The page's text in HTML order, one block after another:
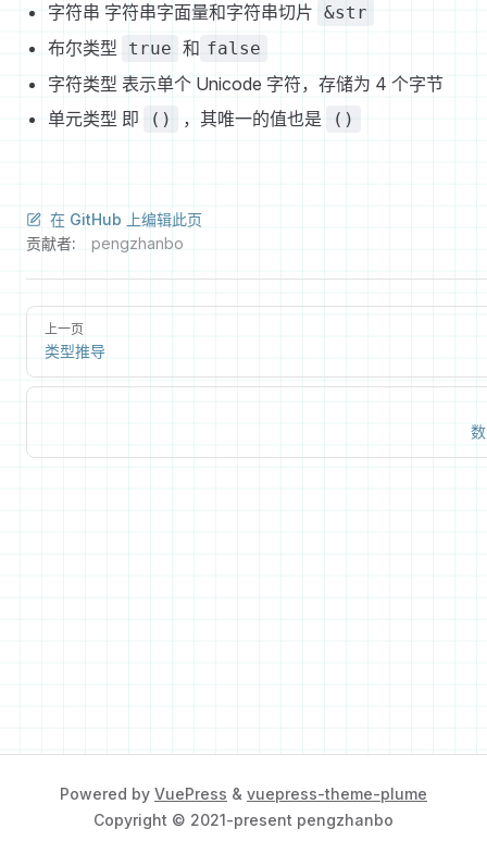
字符串 字符串字面量和字符串切片 &str
布尔类型 true 和 false
字符类型 表示单个 Unicode 字符，存储为 4 个字节
单元类型 即
() ，其唯一的值也是 ()
在 GitHub 上编辑此页
贡献者:
pengzhanbo
上一页
类型推导
Powered by VuePress & vuepress-theme-plume
Copyright © 2021-present pengzhanbo